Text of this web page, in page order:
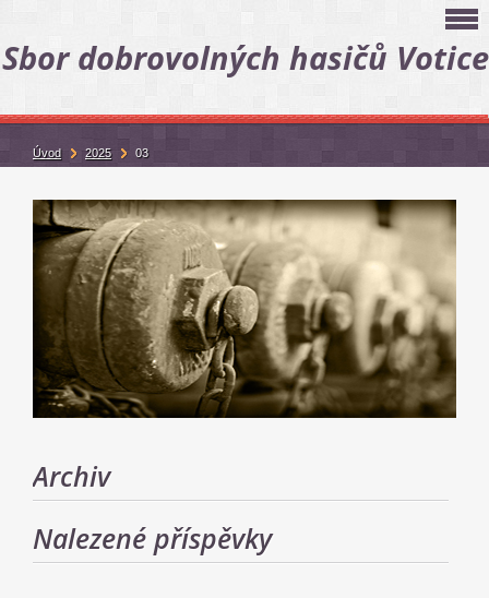
Sbor dobrovolných hasičů Votice
Archiv
Nalezené příspěvky
Úvod 2025 03